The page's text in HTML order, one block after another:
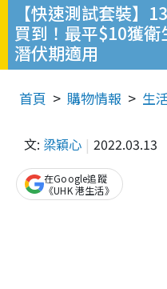
【快速測試套裝】
買到！最平$10獲
潛伏期適用
首頁 購物情報 生
文: 梁穎心 2022.03.13
在Google追蹤
《UHK 港生活》